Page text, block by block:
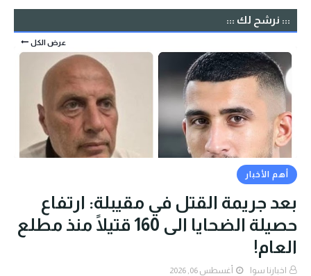
::: نرشح لك :::
عرض الكل
أهم الأخبار
بعد جريمة القتل في مقيبلة: ارتفاع
حصيلة الضحايا الى 160 قتيلًا منذ مطلع
العام!
اخبارنا سوا أغسطس 06, 2026